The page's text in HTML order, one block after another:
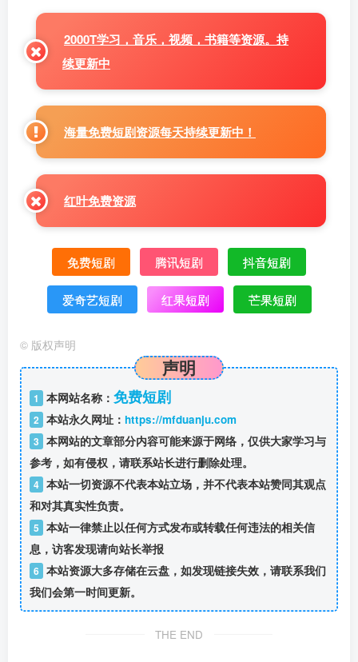
2000T学习，音乐，视频，书籍等资源。持
续更新中
海量免费短剧资源每天持续更新中！
红叶免费资源
免费短剧 腾讯短剧 抖音短剧
爱奇艺短剧 红果短剧 芒果短剧
© 版权声明
声明
1 本网站名称： 免费短剧
2 本站永久网址： https://mfduanju.com
3 本网站的文章部分内容可能来源于网络，仅供大家学习与
参考，如有侵权，请联系站长进行删除处理。
4 本站一切资源不代表本站立场，并不代表本站赞同其观点
和对其真实性负责。
5 本站一律禁止以任何方式发布或转载任何违法的相关信
息，访客发现请向站长举报
6 本站资源大多存储在云盘，如发现链接失效，请联系我们
我们会第一时间更新。
THE END